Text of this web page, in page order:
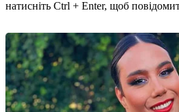
натисніть Ctrl + Enter, щоб